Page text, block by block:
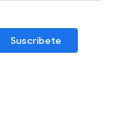
Suscríbete